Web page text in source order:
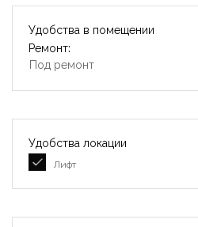
Удобства в помещении
Ремонт:
Под ремонт
Удобства локации
Лифт